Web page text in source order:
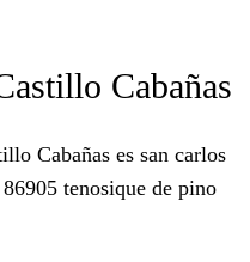
Cabañas
Cabañas es san carlos
tenosique de pino